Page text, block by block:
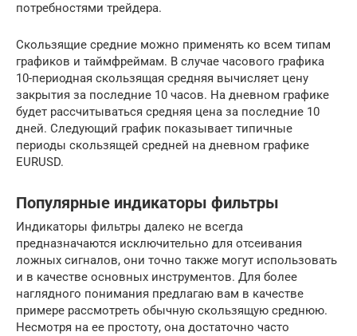
потребностями трейдера.
Скользящие средние можно применять ко всем типам
графиков и таймфреймам. В случае часового графика
10-периодная скользящая средняя вычисляет цену
закрытия за последние 10 часов. На дневном графике
будет рассчитываться средняя цена за последние 10
дней. Следующий график показывает типичные
периоды скользящей средней на дневном графике
EURUSD.
Популярные индикаторы фильтры
Индикаторы фильтры далеко не всегда
предназначаются исключительно для отсеивания
ложных сигналов, они точно также могут использовать
и в качестве основных инструментов. Для более
наглядного понимания предлагаю вам в качестве
примере рассмотреть обычную скользящую среднюю.
Несмотря на ее простоту, она достаточно часто